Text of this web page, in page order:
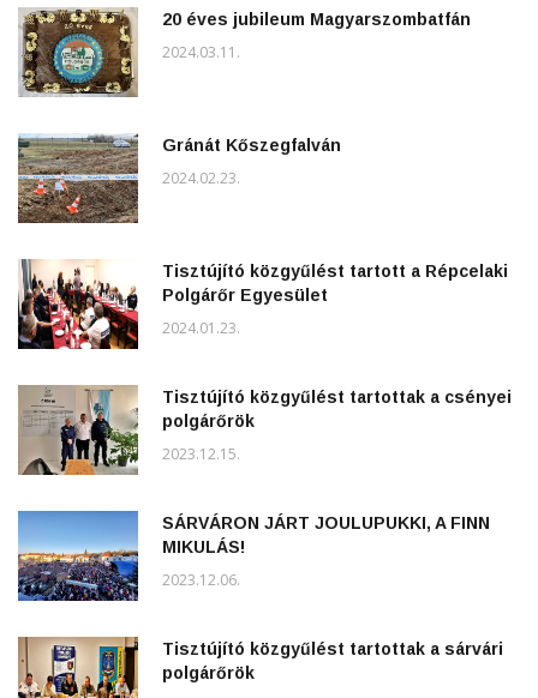
20 éves jubileum Magyarszombatfán
2024.03.11.
Gránát Kőszegfalván
2024.02.23.
Tisztújító közgyűlést tartott a Répcelaki
Polgárőr Egyesület
2024.01.23.
Tisztújító közgyűlést tartottak a csényei
polgárőrök
2023.12.15.
SÁRVÁRON JÁRT JOULUPUKKI, A FINN
MIKULÁS!
2023.12.06.
Tisztújító közgyűlést tartottak a sárvári
polgárőrök